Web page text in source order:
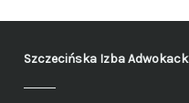
Szczecińska Izba